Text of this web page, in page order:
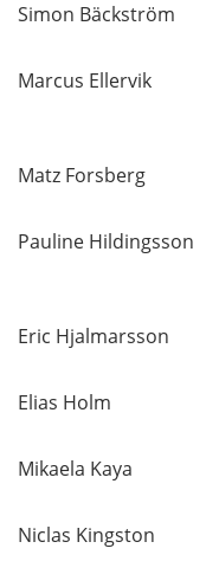
Simon Bäckström
Marcus Ellervik
Matz Forsberg
Pauline Hildingsson
Eric Hjalmarsson
Elias Holm
Mikaela Kaya
Niclas Kingston